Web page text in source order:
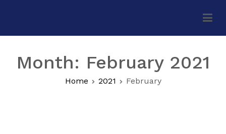
Month: February 2021
Home 2021 February